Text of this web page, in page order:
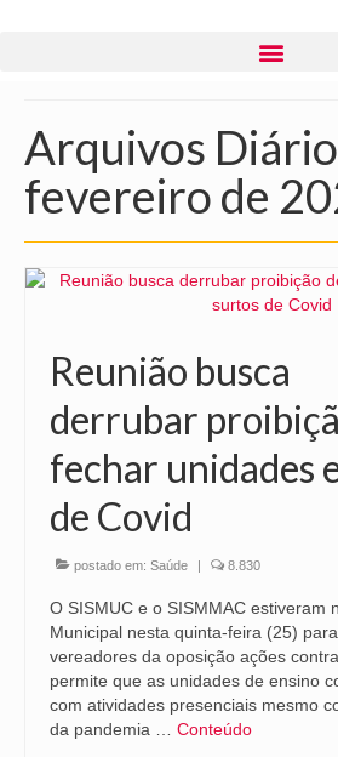
Arquivos
fevereiro de
Reunião busca
derrubar
fechar unidades
de Covid
postado em: Saúde | 8.830
O SISMUC e o SISMMAC estiveram
Municipal nesta quinta-feira (25)
vereadores da oposição ações
permite que as unidades de ensino
com atividades presenciais mesmo
da pandemia … Conteúdo